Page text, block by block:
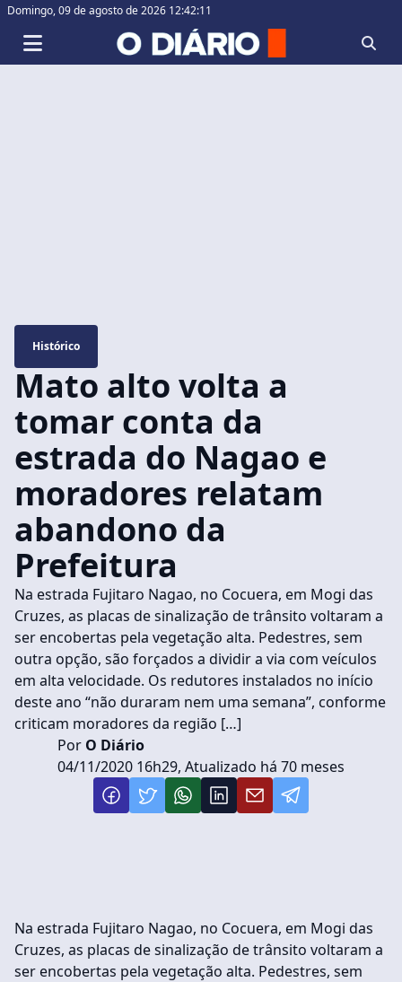
Domingo,09 de agosto de 2026 12:42:11
Histórico
Mato alto volta a
tomar conta da
estrada do Nagao e
moradores relatam
abandono da
Prefeitura
Na estrada Fujitaro Nagao, no Cocuera, em Mogi das
Cruzes, as placas de sinalização de trânsito voltaram a
ser encobertas pela vegetação alta. Pedestres, sem
outra opção, são forçados a dividir a via com veículos
em alta velocidade. Os redutores instalados no início
deste ano “não duraram nem uma semana”, conforme
criticam moradores da região […]
Por O Diário
04/11/2020 16h29, Atualizado há 70 meses
Na estrada Fujitaro Nagao, no Cocuera, em Mogi das
Cruzes, as placas de sinalização de trânsito voltaram a
ser encobertas pela vegetação alta. Pedestres, sem